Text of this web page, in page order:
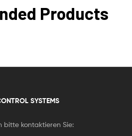
Products
SYSTEMS
bitte kontaktieren Sie: